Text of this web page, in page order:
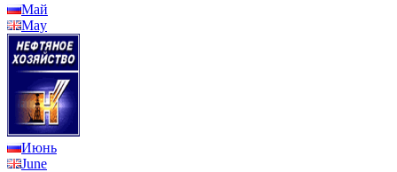
Май
May
Июнь
June